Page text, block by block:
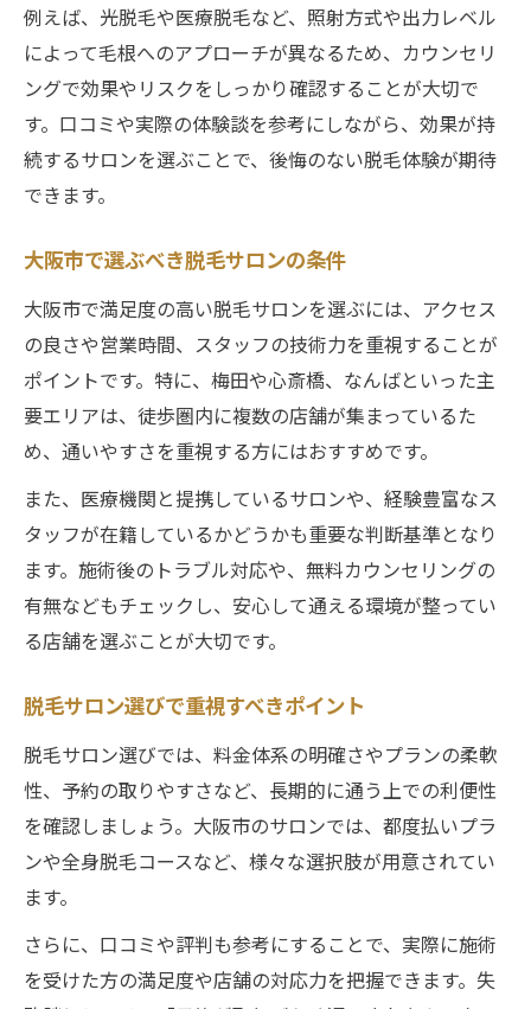
例えば、光脱毛や医療脱毛など、照射方式や出力レベル
によって毛根へのアプローチが異なるため、カウンセリ
ングで効果やリスクをしっかり確認することが大切で
す。口コミや実際の体験談を参考にしながら、効果が持
続するサロンを選ぶことで、後悔のない脱毛体験が期待
できます。
大阪市で選ぶべき脱毛サロンの条件
大阪市で満足度の高い脱毛サロンを選ぶには、アクセス
の良さや営業時間、スタッフの技術力を重視することが
ポイントです。特に、梅田や心斎橋、なんばといった主
要エリアは、徒歩圏内に複数の店舗が集まっているた
め、通いやすさを重視する方にはおすすめです。
また、医療機関と提携しているサロンや、経験豊富なス
タッフが在籍しているかどうかも重要な判断基準となり
ます。施術後のトラブル対応や、無料カウンセリングの
有無などもチェックし、安心して通える環境が整ってい
る店舗を選ぶことが大切です。
脱毛サロン選びで重視すべきポイント
脱毛サロン選びでは、料金体系の明確さやプランの柔軟
性、予約の取りやすさなど、長期的に通う上での利便性
を確認しましょう。大阪市のサロンでは、都度払いプラ
ンや全身脱毛コースなど、様々な選択肢が用意されてい
ます。
さらに、口コミや評判も参考にすることで、実際に施術
を受けた方の満足度や店舗の対応力を把握できます。失